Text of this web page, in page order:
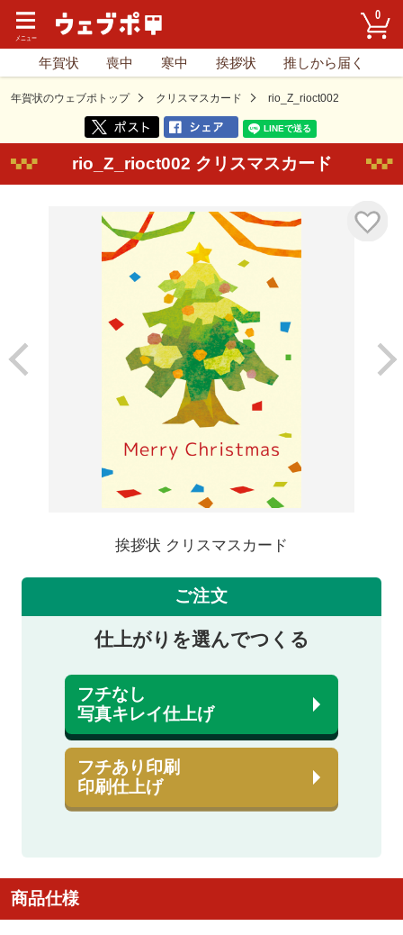
0
年賀状 喪中 寒中 挨拶状 推しから届く
年賀状のウェブポトップ クリスマスカード rio_Z_rioct002
rio_Z_rioct002 クリスマスカード
挨拶状 クリスマスカード
ご注文
仕上がりを選んでつくる
フチなし
写真キレイ仕上げ
フチあり印刷
印刷仕上げ
商品仕様